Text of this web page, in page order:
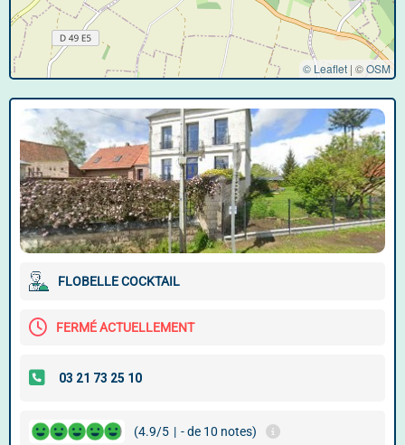
© Leaflet | ©OSM
FLOBELLE COCKTAIL
FERMÉ ACTUELLEMENT
(4.9/5 | - de 10 notes)